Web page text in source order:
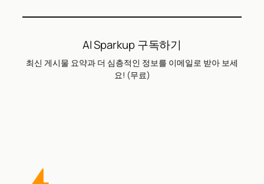
AI Sparkup 구독하기
최신 게시물 요약과 더 심층적인 정보를 이메일로 받아 보세
요! (무료)